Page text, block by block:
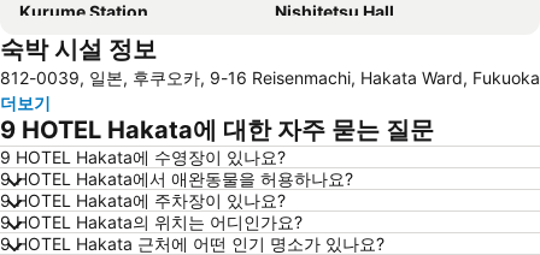
Kurume Station
Nishitetsu Hall
Tojinmachi Station
Minami Fukuoka Station
Kurosaki Station
Fukuoka Convention Center
Fukuoka Kokusai Center
Kyushu National Museum
Nishitetsu Kurume Station
Nishitetsu Hirao Station
Fukuoka Yafuoku! Dome
Marine World Uminonakamichi
숙박 시설 정보
812-0039, 일본, 후쿠오카, 9-16 Reisenmachi, Hakata Ward, Fukuoka
더보기
9 HOTEL Hakata에 대한 자주 묻는 질문
9 HOTEL Hakata에 수영장이 있나요?
9 HOTEL Hakata에서 애완동물을 허용하나요?
9 HOTEL Hakata에 주차장이 있나요?
9 HOTEL Hakata의 위치는 어디인가요?
9 HOTEL Hakata 근처에 어떤 인기 명소가 있나요?